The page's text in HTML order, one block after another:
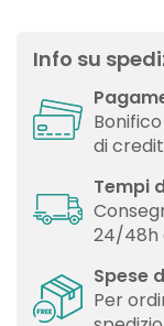
Info su
di
Tempi
24/48h
Spese
Per